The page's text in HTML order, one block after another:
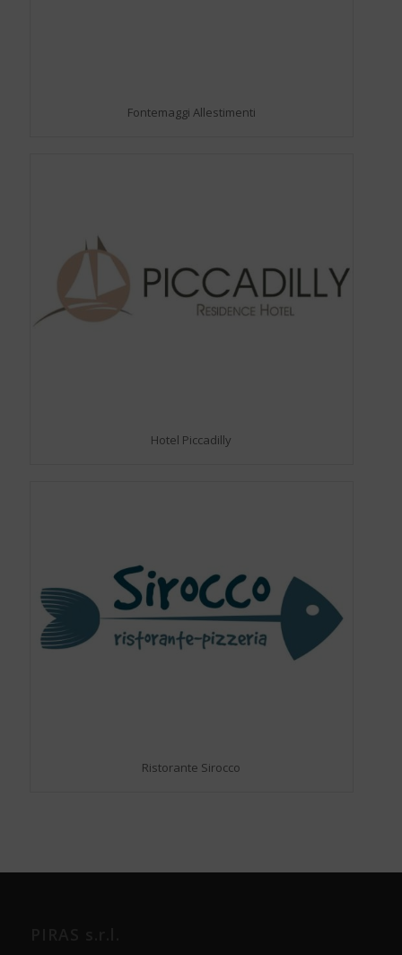
Fontemaggi Allestimenti
Hotel Piccadilly
Ristorante Sirocco